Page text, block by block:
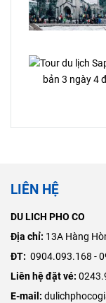
LIÊN HỆ
DU LICH PHO CO
Địa chỉ: ​13A Hàng
ĐT: 0904.093.168 -
Liên hệ đặt vé:
E-mail: